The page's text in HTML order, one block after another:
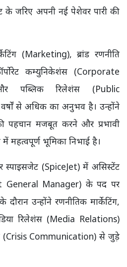
के जरिए अपनी नई पेशेवर पारी की
(Marketing), ब्रांड रणनीति
कम्युनिकेशंस (Corporate
पब्लिक रिलेशंस (Public
से अधिक का अनुभव है। उन्होंने
की पहचान मजबूत करने और प्रभावी
महत्वपूर्ण भूमिका निभाई है।
(SpiceJet) में असिस्टेंट
General Manager) के पद पर
दौरान उन्होंने रणनीतिक मार्केटिंग,
रिलेशंस (Media Relations)
(Crisis Communication) से जुड़े